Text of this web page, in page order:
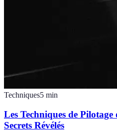
Techniques5 min
Les Techniques de Pilotage
Secrets Révélés